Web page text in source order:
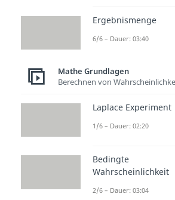
1. x² – 9 = (x + 3)
(4m + 5) · (4m – 5)
(6a + 9) · (6a – 9)
Ergebnismenge
6/6 – Dauer: 03:40
Mathe Grundlagen
Berechnen von
Laplace Experiment
1/6 – Dauer: 02:20
Bedingte
Wahrscheinlichkeit
2/6 – Dauer: 03:04